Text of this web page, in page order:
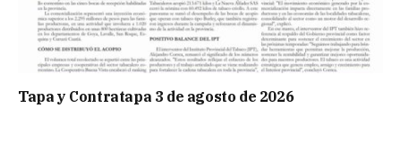
Tapa y Contratapa 3 de agosto de 2026